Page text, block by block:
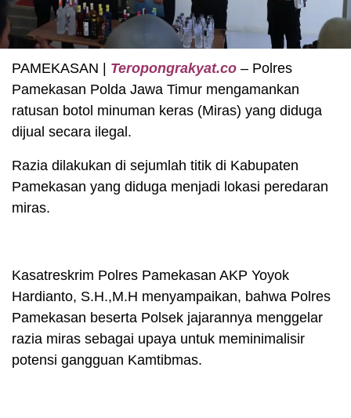
PAMEKASAN | Teropongrakyat.co – Polres
Pamekasan Polda Jawa Timur mengamankan
ratusan botol minuman keras (Miras) yang diduga
dijual secara ilegal.
Razia dilakukan di sejumlah titik di Kabupaten
Pamekasan yang diduga menjadi lokasi peredaran
miras.
Kasatreskrim Polres Pamekasan AKP Yoyok
Hardianto, S.H.,M.H menyampaikan, bahwa Polres
Pamekasan beserta Polsek jajarannya menggelar
razia miras sebagai upaya untuk meminimalisir
potensi gangguan Kamtibmas.